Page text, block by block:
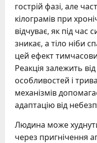
гострій фазі, але
кілограмів при
відчуває, як під
зникає, а тіло ніби
цей ефект
Реакція залежить
особливостей і
механізмів
адаптацію від
Людина може
через пригнічення